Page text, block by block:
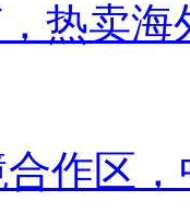
热卖海
作区